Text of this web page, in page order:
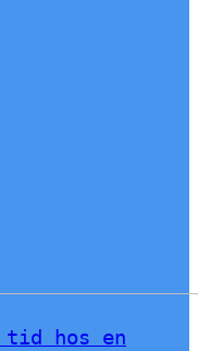
hos en